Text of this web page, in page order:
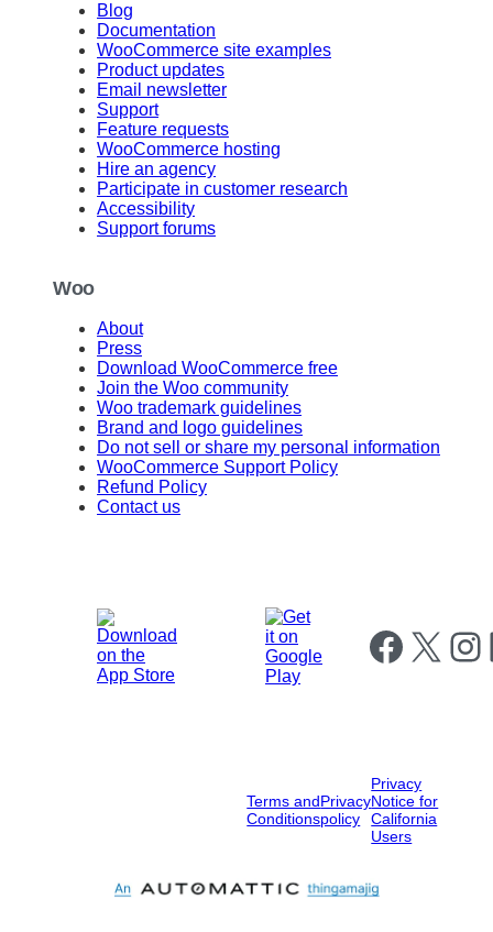
Blog
Documentation
WooCommerce site examples
Product updates
Email newsletter
Support
Feature requests
WooCommerce hosting
Hire an agency
Participate in customer research
Accessibility
Support forums
Woo
About
Press
Download WooCommerce free
Join the Woo community
Woo trademark guidelines
Brand and logo guidelines
Do not sell or share my personal information
WooCommerce Support Policy
Refund Policy
Contact us
Follow us on
Follow us on X
Terms and
Conditions
Privacy
policy
Privacy
Notice for
California
Users